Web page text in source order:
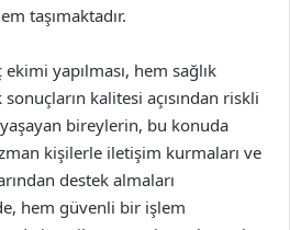
taşımaktadır.
yapılması, hem sağlık
kalitesi açısından riskli
bireylerin, bu konuda
kişilerle iletişim kurmaları ve
destek almaları
hem güvenli bir işlem